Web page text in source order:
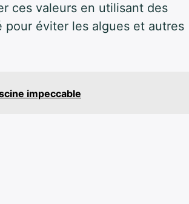
ces valeurs en utilisant des
éviter les algues et autres
impeccable